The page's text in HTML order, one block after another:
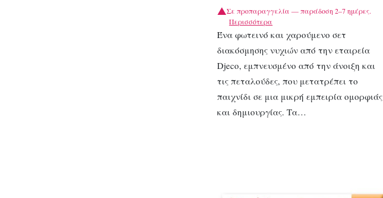
Σε προπαραγγελία — παράδοση 2–7 ημέρες.
Περισσότερα
Ένα φωτεινό και χαρούμενο σετ
διακόσμησης νυχιών από την εταιρεία
Djeco, εμπνευσμένο από την άνοιξη και
τις πεταλούδες, που μετατρέπει το
παιχνίδι σε μια μικρή εμπειρία ομορφιάς
και δημιουργίας. Τα…